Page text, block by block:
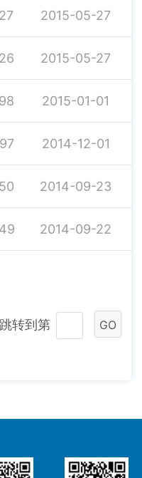
2015-05-27
2015-05-27
2015-01-01
2014-12-01
2014-09-23
2014-09-22
转到第 GO